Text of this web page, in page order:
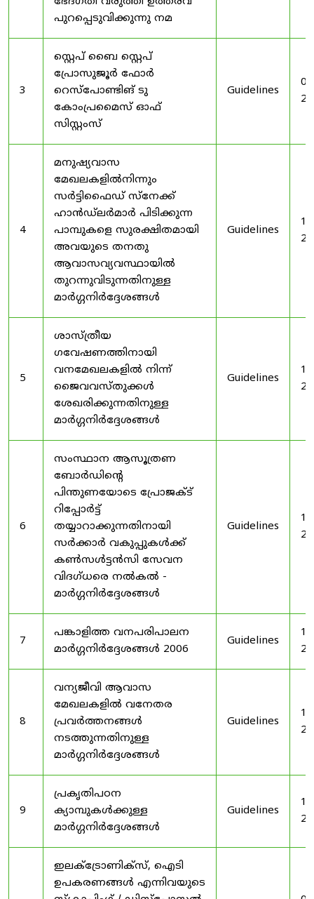
പുറപ്പെടുവിക്കുന്നു നമ
3
സ്റ്റെപ് ബൈ സ്റ്റെപ്
പ്രോസുജൂർ ഫോർ
റെസ്‌പോണ്ടിങ് ടു
കോംപ്രമൈസ് ഓഫ്
സിസ്റ്റംസ്
Guidelines
4
മനുഷ്യവാസ
മേഖലകളിൽനിന്നും
സർട്ടിഫൈഡ് സ്നേക്ക്
ഹാൻഡ്‌ലർമാർ പിടിക്കുന്ന
പാമ്പുകളെ സുരക്ഷിതമായി
അവയുടെ തനതു
ആവാസവ്യവസ്ഥായിൽ
തുറന്നുവിടുന്നതിനുള്ള
മാർഗ്ഗനിർദ്ദേശങ്ങൾ
Guidelines
5
ശാസ്ത്രീയ
ഗവേഷണത്തിനായി
വനമേഖലകളിൽ നിന്ന്
ജൈവവസ്തുക്കൾ
ശേഖരിക്കുന്നതിനുള്ള
മാർഗ്ഗനിർദ്ദേശങ്ങൾ
Guidelines
6
സംസ്ഥാന ആസൂത്രണ
ബോർഡിൻ്റെ
പിന്തുണയോടെ പ്രോജക്ട്
റിപ്പോർട്ട്
തയ്യാറാക്കുന്നതിനായി
സർക്കാർ വകുപ്പുകൾക്ക്
കൺസൾട്ടൻസി സേവന
വിദഗ്ധരെ നൽകൽ -
മാർഗ്ഗനിർദ്ദേശങ്ങൾ
Guidelines
7
പങ്കാളിത്ത വനപരിപാലന
മാർഗ്ഗനിർദ്ദേശങ്ങൾ 2006
Guidelines
8
വന്യജീവി ആവാസ
മേഖലകളിൽ വനേതര
പ്രവർത്തനങ്ങൾ
നടത്തുന്നതിനുള്ള
മാർഗ്ഗനിർദ്ദേശങ്ങൾ
Guidelines
9
പ്രകൃതിപഠന
ക്യാമ്പുകൾക്കുള്ള
മാർഗ്ഗനിർദ്ദേശങ്ങൾ
Guidelines
ഇലക്‌ട്രോണിക്‌സ്, ഐടി
ഉപകരണങ്ങൾ എന്നിവയുടെ